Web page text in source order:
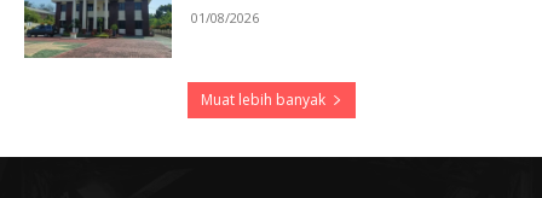
01/08/2026
Muat lebih banyak